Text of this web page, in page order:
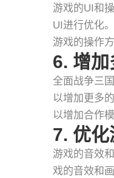
游戏的UI和
UI进行优化
游戏的操作
6. 增
全面战争三
以增加更多
以增加合作
7. 优
游戏的音效
戏的音效和